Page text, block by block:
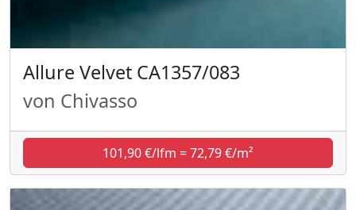
Allure Velvet CA1357/083
von Chivasso
101,90 €/lfm = 72,79 €/m²